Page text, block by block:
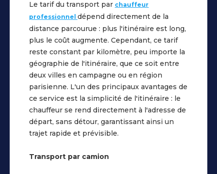
livré
car
il
faut
trouver
le
ou
les
camions
à
compléter
sur
bons
respectent
les
normes
les
plus
strictes
en
matière
de
sécurité
pour
le
et
Le tarif du transport par chauffeur
professionnel dépend directement de la
distance parcourue : plus l'itinéraire est long,
plus le coût augmente. Cependant, ce tarif
reste constant par kilomètre, peu importe la
géographie de l'itinéraire, que ce soit entre
deux villes en campagne ou en région
parisienne. L'un des principaux avantages de
ce service est la simplicité de l'itinéraire : le
chauffeur se rend directement à l'adresse de
départ, sans détour, garantissant ainsi un
trajet rapide et prévisible.
Transport par camion